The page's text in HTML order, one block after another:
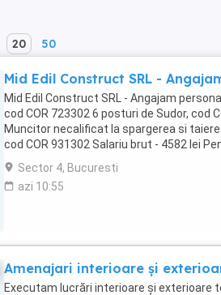
20 50
Mid Edil Construct SRL -
Mid Edil Construct SRL - Angajam
cod COR 723302 6 posturi de Sudor, cod
Muncitor necalificat la spargerea si
cod COR 931302 Salariu brut - 4582 lei
contactati-ne!
Sector 4, Bucuresti
azi 10:55
Amenajari interioare și
Executam lucrări interioare și exterioare